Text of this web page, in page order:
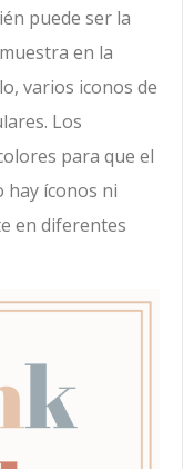
puede ser la
en la
varios iconos de
Los
para que el
hay íconos ni
en diferentes